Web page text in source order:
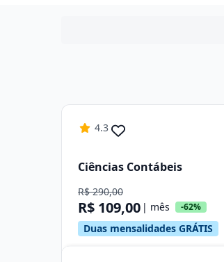
4.3
Ciências Contábeis
R$ 290,00
R$ 109,00 | mês -62%
Duas mensalidades GRÁTIS